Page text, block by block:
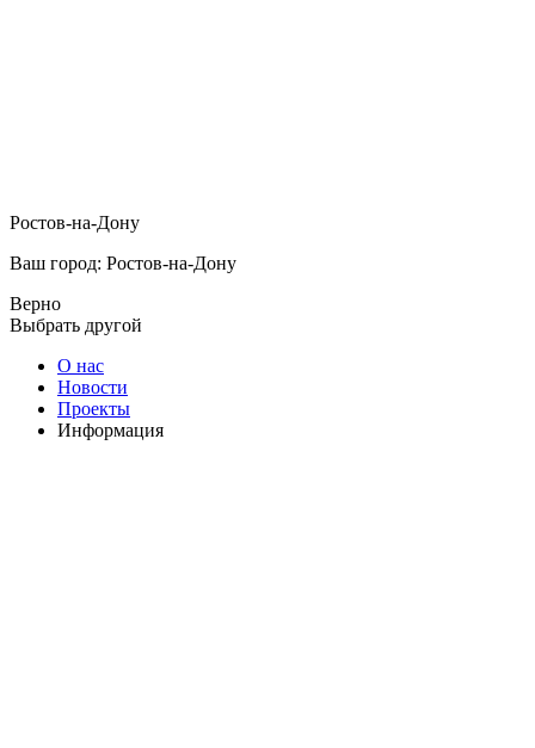
Ростов-на-Дону
Ваш город: Ростов-на-Дону
Верно
Выбрать другой
О нас
Новости
Проекты
Информация